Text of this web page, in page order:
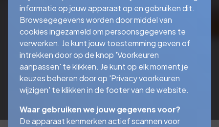
informatie op jouw apparaat op en gebruiken dit.
Browsegegevens worden door middel van
cookies ingezameld om persoonsgegevens te
verwerken. Je kunt jouw toestemming geven of
intrekken door op de knop 'Voorkeuren
aanpassen' te klikken. Je kunt op elk moment je
keuzes beheren door op 'Privacy voorkeuren
wijzigen' te klikken in de footer van de website.
Waar gebruiken we jouw gegevens voor?
De apparaat kenmerken actief scannen voor